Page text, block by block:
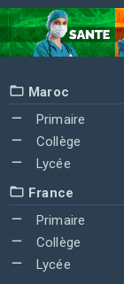
Maroc
Primaire
Collège
Lycée
France
Primaire
Collège
Lycée